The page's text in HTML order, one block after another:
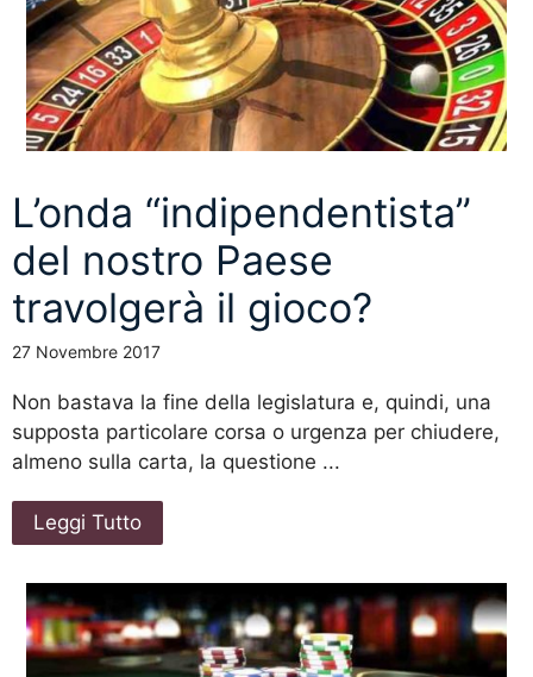
L’onda “indipendentista”
del nostro Paese
travolgerà il gioco?
27 Novembre 2017
Non bastava la fine della legislatura e, quindi, una
supposta particolare corsa o urgenza per chiudere,
almeno sulla carta, la questione ...
Leggi Tutto